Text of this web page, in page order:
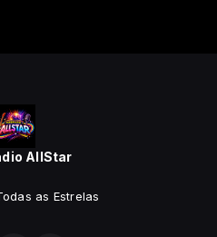
AllStar
as Estrelas